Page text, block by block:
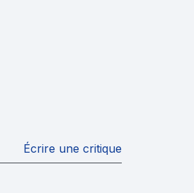
Écrire une critique